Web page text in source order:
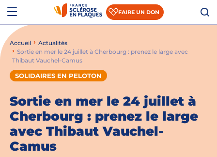
Aller au contenu
Aller à la recherche
FAIRE UN DON
Qui sommes-nous ?
S’informer sur la recherche
Nous rejoindre
Nous soutenir
Accueil
Actualités
Sortie en mer le 24 juillet à Cherbourg : prenez le large avec
Thibaut Vauchel-Camus
SOLIDAIRES EN PELOTON
Sortie en mer le 24 juillet à
Cherbourg : prenez le large
avec Thibaut Vauchel-
Camus